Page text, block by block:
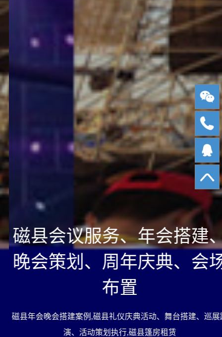
磁县会议服务、年会搭建、
晚会策划、周年庆典、会场
布置
磁县年会晚会搭建案例,磁县礼仪庆典活动、舞台搭建、巡展路
演、活动策划执行,磁县篷房租赁